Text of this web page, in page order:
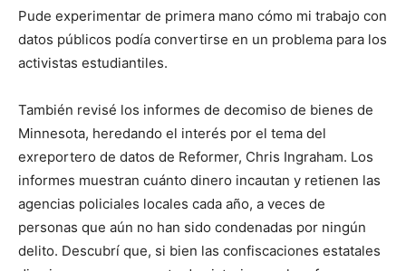
Pude experimentar de primera mano cómo mi trabajo con
datos públicos podía convertirse en un problema para los
activistas estudiantiles.
También revisé los informes de decomiso de bienes de
Minnesota, heredando el interés por el tema del
exreportero de datos de Reformer, Chris Ingraham. Los
informes muestran cuánto dinero incautan y retienen las
agencias policiales locales cada año, a veces de
personas que aún no han sido condenadas por ningún
delito. Descubrí que, si bien las confiscaciones estatales